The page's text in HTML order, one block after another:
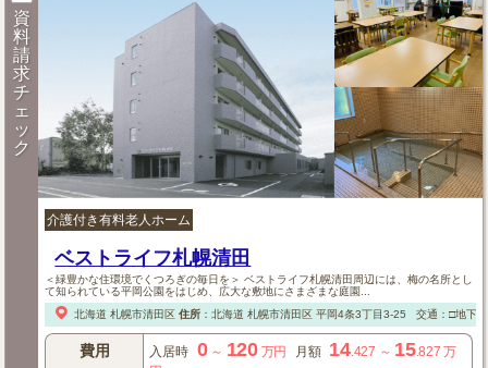
資
料
請
求
チ
ェ
ッ
ク
介護付き有料老人ホーム
ベストライフ札幌清田
＜緑豊かな住環境でくつろぎの毎日を＞ ベストライフ札幌清田周辺には、梅の名所とし
て知られている平岡公園をはじめ、広大な敷地にさまざまな庭園...
北海道 札幌市清田区 住所： 北海道 札幌市清田区平岡4条3丁目3-25 交通：□地下
費用 入居時 0～ 120 万円 月額 14.427 ～ 15.827 万